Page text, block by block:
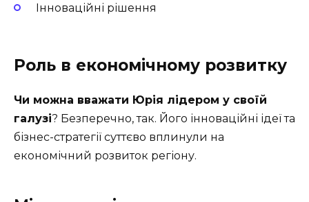
Інноваційні рішення
Роль в економічному розвитку
Чи можна вважати Юрія лідером у своїй
галузі? Безперечно, так. Його інноваційні ідеї та
бізнес-стратегії суттєво вплинули на
економічний розвиток регіону.